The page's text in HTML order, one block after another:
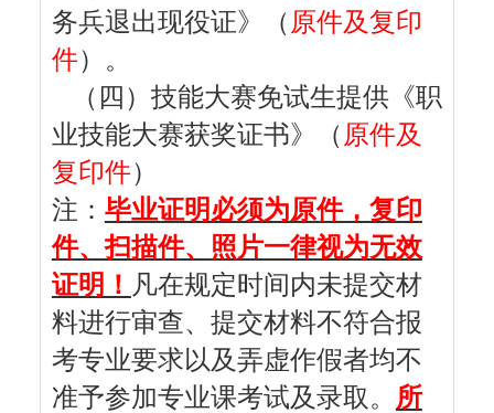
务兵退出现役证》（ 原件及复印
件）。
（ 四 ）技能大赛免试生提供《职
业技能大赛获奖证书》（ 原件及
复印件）
注： 毕业证明必须为原件，复印
件、扫描件、照片一律视为无效
证明！ 凡在规定时间内未提交材
料进行审查、提交材料不符合报
考专业要求以及弄虚作假者均不
准予参加专业课考试及录取。 所